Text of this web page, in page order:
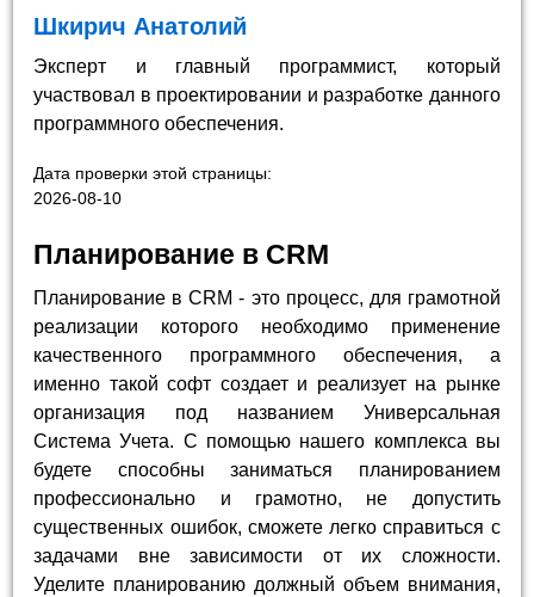
Шкирич Анатолий
Эксперт и главный программист, который
участвовал в проектировании и разработке данного
программного обеспечения.
Дата проверки этой страницы:
2026-08-10
Планирование в CRM
Планирование в CRM - это процесс, для грамотной
реализации которого необходимо применение
качественного программного обеспечения, а
именно такой софт создает и реализует на рынке
организация под названием Универсальная
Система Учета. С помощью нашего комплекса вы
будете способны заниматься планированием
профессионально и грамотно, не допустить
существенных ошибок, сможете легко справиться с
задачами вне зависимости от их сложности.
Уделите планированию должный объем внимания,